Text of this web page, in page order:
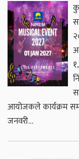
आयोजकले कार्यक्रम
जनवरी…